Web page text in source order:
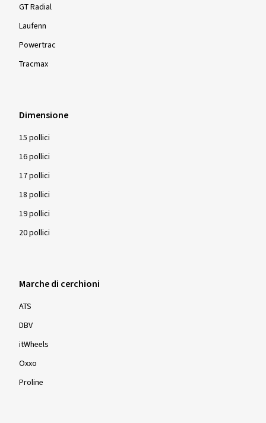
GT Radial
Laufenn
Powertrac
Tracmax
Dimensione
15 pollici
16 pollici
17 pollici
18 pollici
19 pollici
20 pollici
Marche di cerchioni
ATS
DBV
itWheels
Oxxo
Proline